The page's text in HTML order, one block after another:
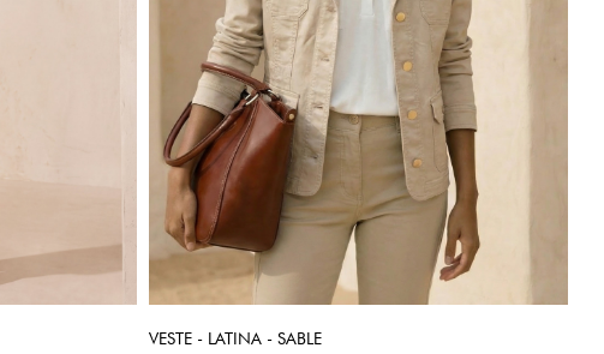
VESTE - LATINA - SABLE